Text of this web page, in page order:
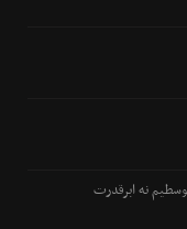
نه ابرقدرت